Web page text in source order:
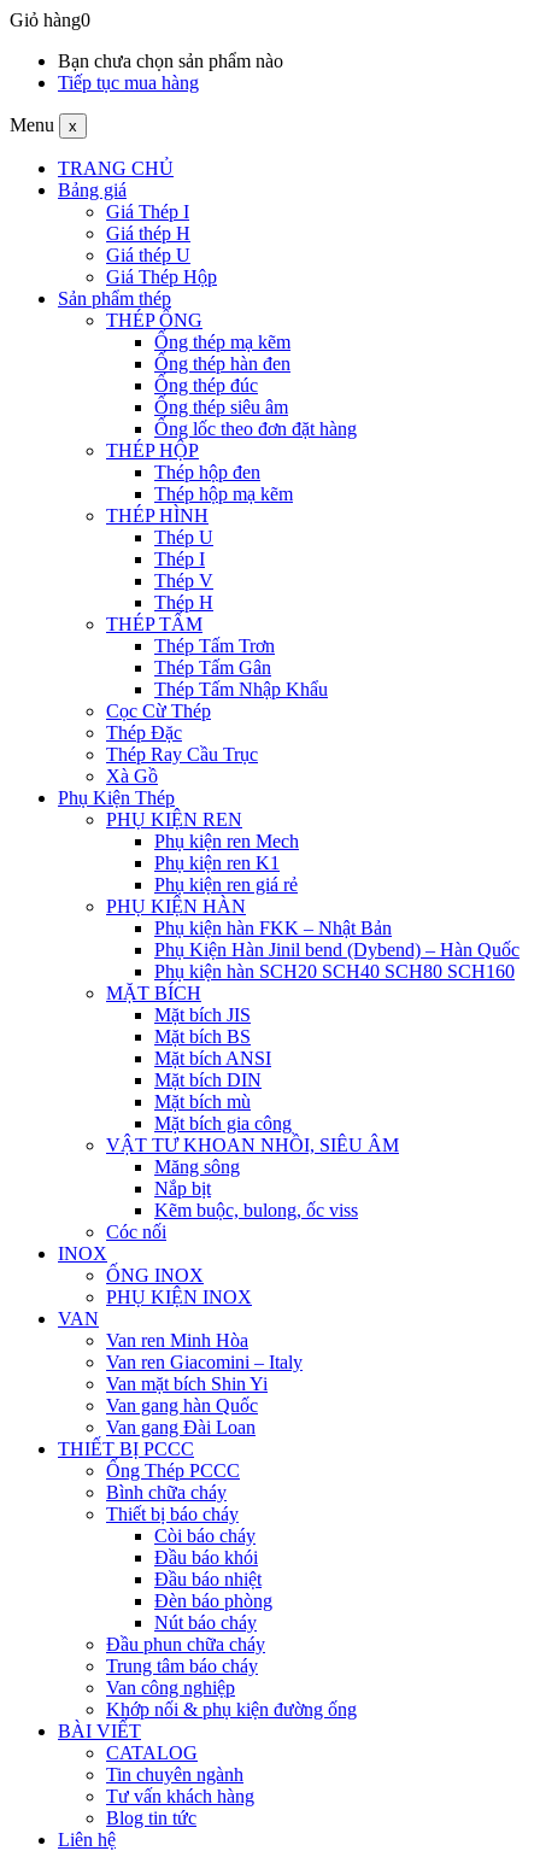
Giỏ hàng0
Bạn chưa chọn sản phẩm nào
Tiếp tục mua hàng
Menu x
TRANG CHỦ
Bảng giá
Giá Thép I
Giá thép H
Giá thép U
Giá Thép Hộp
Sản phẩm thép
THÉP ỐNG
Ống thép mạ kẽm
Ống thép hàn đen
Ống thép đúc
Ống thép siêu âm
Ống lốc theo đơn đặt hàng
THÉP HỘP
Thép hộp đen
Thép hộp mạ kẽm
THÉP HÌNH
Thép U
Thép I
Thép V
Thép H
THÉP TẤM
Thép Tấm Trơn
Thép Tấm Gân
Thép Tấm Nhập Khẩu
Cọc Cừ Thép
Thép Đặc
Thép Ray Cầu Trục
Xà Gồ
Phụ Kiện Thép
PHỤ KIỆN REN
Phụ kiện ren Mech
Phụ kiện ren K1
Phụ kiện ren giá rẻ
PHỤ KIỆN HÀN
Phụ kiện hàn FKK – Nhật Bản
Phụ Kiện Hàn Jinil bend (Dybend) – Hàn Quốc
Phụ kiện hàn SCH20 SCH40 SCH80 SCH160
MẶT BÍCH
Mặt bích JIS
Mặt bích BS
Mặt bích ANSI
Mặt bích DIN
Mặt bích mù
Mặt bích gia công
VẬT TƯ KHOAN NHỒI, SIÊU ÂM
Măng sông
Nắp bịt
Kẽm buộc, bulong, ốc viss
Cóc nối
INOX
ỐNG INOX
PHỤ KIỆN INOX
VAN
Van ren Minh Hòa
Van ren Giacomini – Italy
Van mặt bích Shin Yi
Van gang hàn Quốc
Van gang Đài Loan
THIẾT BỊ PCCC
Ống Thép PCCC
Bình chữa cháy
Thiết bị báo cháy
Còi báo cháy
Đầu báo khói
Đầu báo nhiệt
Đèn báo phòng
Nút báo cháy
Đầu phun chữa cháy
Trung tâm báo cháy
Van công nghiệp
Khớp nối & phụ kiện đường ống
BÀI VIẾT
CATALOG
Tin chuyên ngành
Tư vấn khách hàng
Blog tin tức
Liên hệ